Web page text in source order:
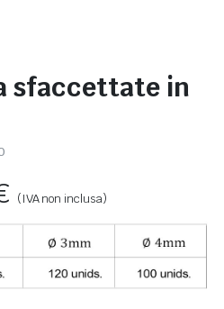
sfaccettate in
(IVA non inclusa)